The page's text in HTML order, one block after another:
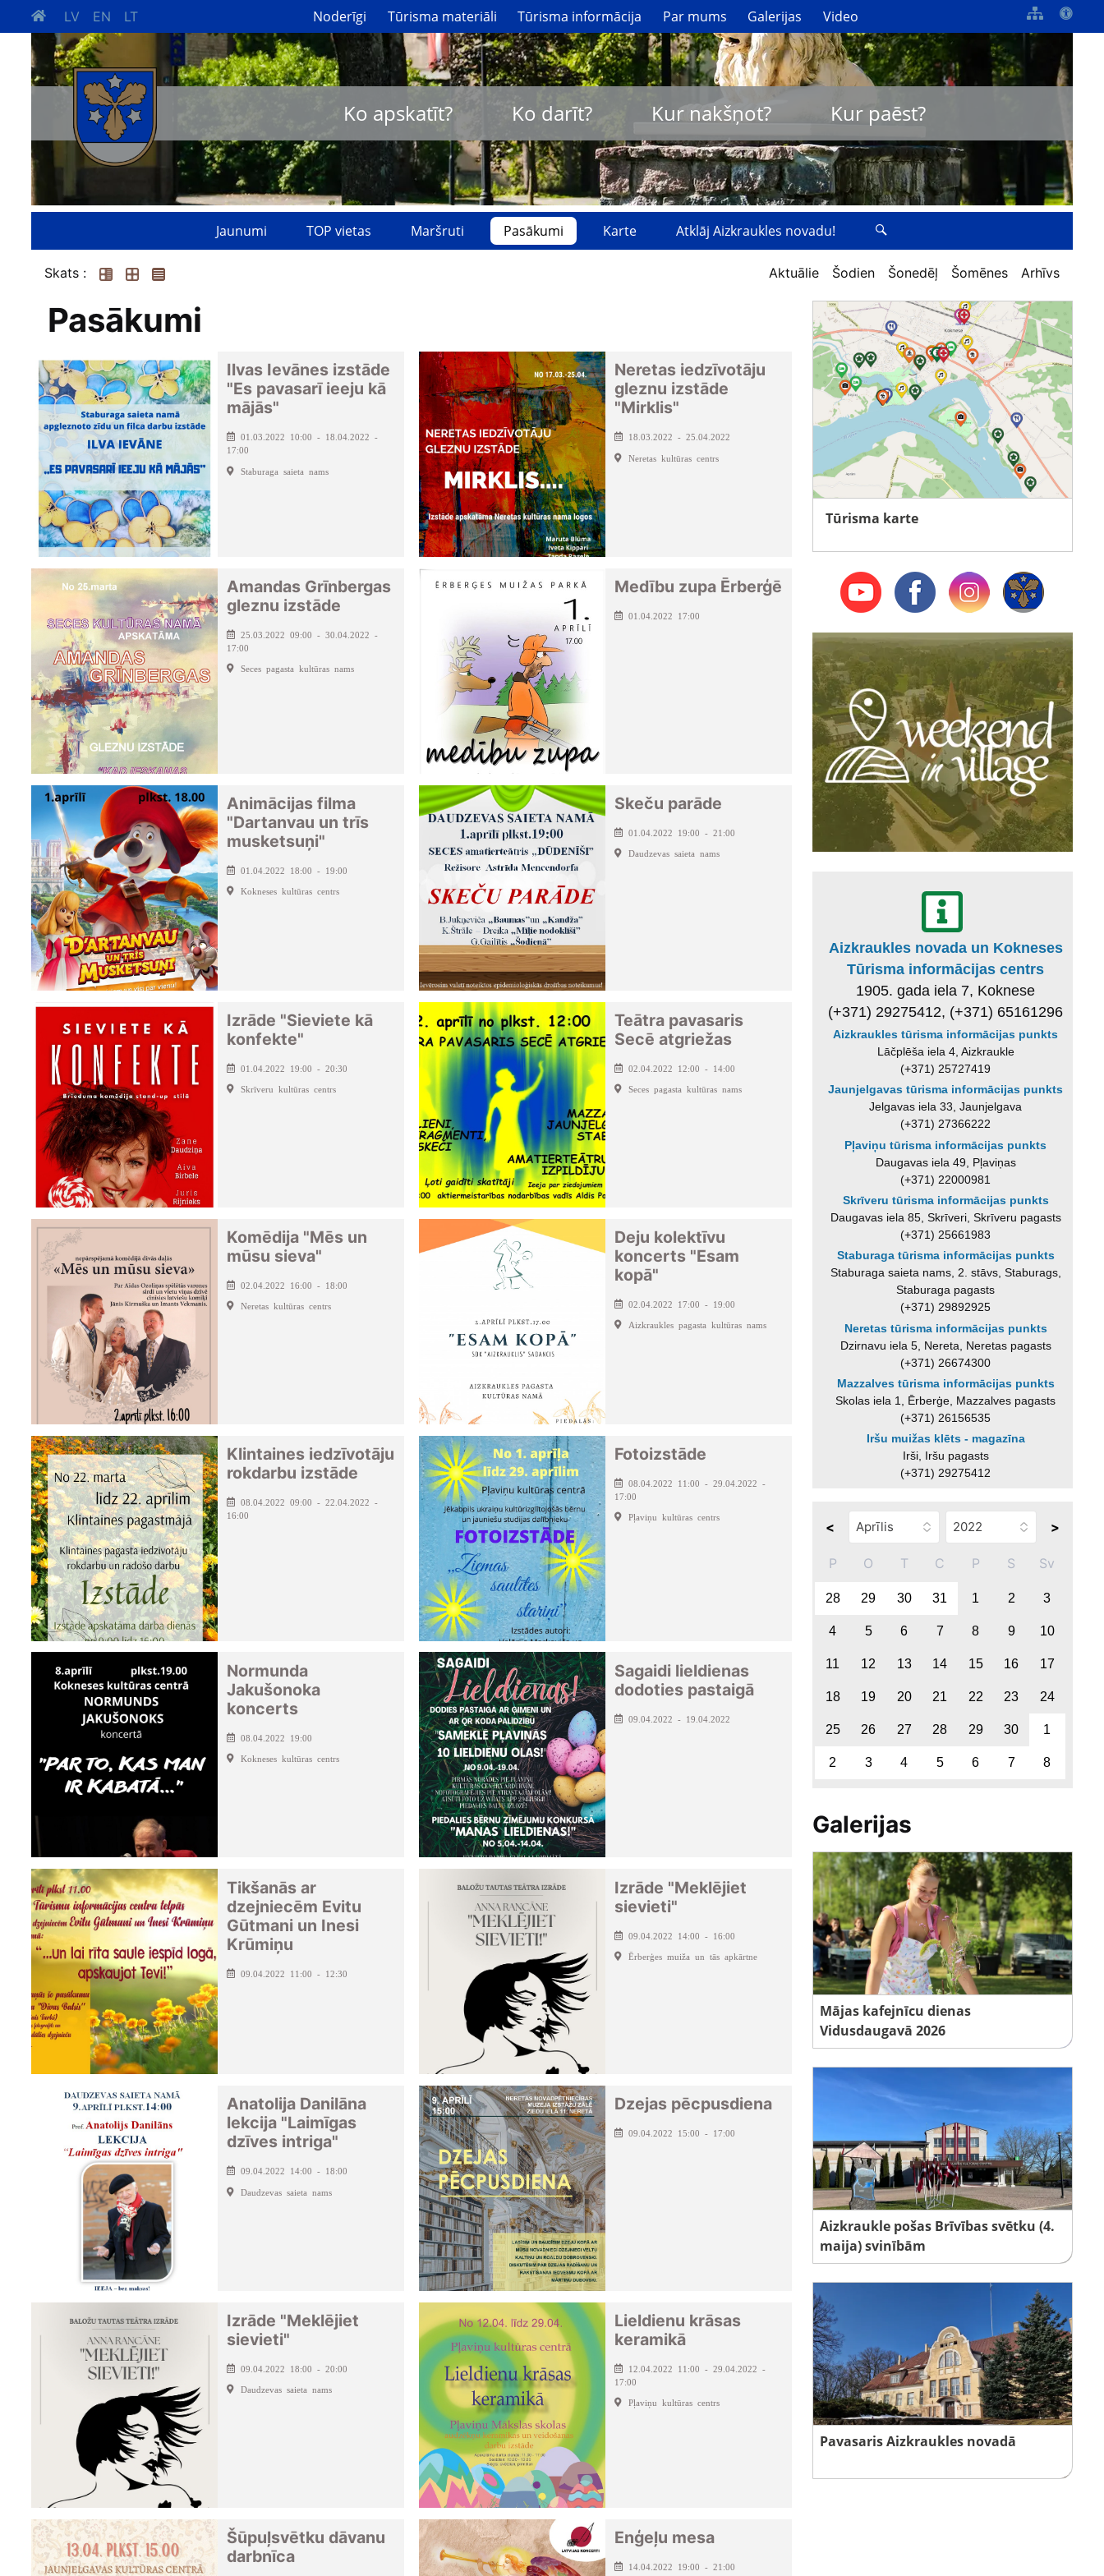
LV EN LT Noderīgi Tūrisma materiāli Tūrisma informācija Par mums Galerijas Video
Ko apskatīt? Ko darīt? Kur nakšņot? Kur paēst?
Jaunumi TOP vietas Maršruti Pasākumi Karte Atklāj Aizkraukles novadu!
Skats : Aktuālie Šodien Šonedēļ Šomēnes Arhīvs
Pasākumi
Ilvas Ievānes izstāde
"Es pavasarī ieeju kā
mājās"
01.03.2022 10:00 - 18.04.2022 -
17:00
Staburaga saieta nams
Neretas iedzīvotāju
gleznu izstāde
"Mirklis"
18.03.2022 - 25.04.2022
Neretas kultūras centrs
Amandas Grīnbergas
gleznu izstāde
25.03.2022 09:00 - 30.04.2022 -
17:00
Seces pagasta kultūras nams
Medību zupa Ērberģē
01.04.2022 17:00
Animācijas filma
"Dartanvau un trīs
musketsuņi"
01.04.2022 18:00 - 19:00
Kokneses kultūras centrs
Skeču parāde
01.04.2022 19:00 - 21:00
Daudzevas saieta nams
Izrāde "Sieviete kā
konfekte"
01.04.2022 19:00 - 20:30
Skrīveru kultūras centrs
Teātra pavasaris
Secē atgriežas
02.04.2022 12:00 - 14:00
Seces pagasta kultūras nams
Komēdija "Mēs un
mūsu sieva"
02.04.2022 16:00 - 18:00
Neretas kultūras centrs
Deju kolektīvu
koncerts "Esam
kopā"
02.04.2022 17:00 - 19:00
Aizkraukles pagasta kultūras nams
Klintaines iedzīvotāju
rokdarbu izstāde
08.04.2022 09:00 - 22.04.2022 -
16:00
Fotoizstāde
08.04.2022 11:00 - 29.04.2022 -
17:00
Pļaviņu kultūras centrs
Normunda
Jakušonoka
koncerts
08.04.2022 19:00
Kokneses kultūras centrs
Sagaidi lieldienas
dodoties pastaigā
09.04.2022 - 19.04.2022
Tikšanās ar
dzejniecēm Evitu
Gūtmani un Inesi
Krūmiņu
09.04.2022 11:00 - 12:30
Izrāde "Meklējiet
sievieti"
09.04.2022 14:00 - 16:00
Ērberģes muiža un tās apkārtne
Anatolija Danilāna
lekcija "Laimīgas
dzīves intriga"
09.04.2022 14:00 - 18:00
Daudzevas saieta nams
Dzejas pēcpusdiena
09.04.2022 15:00 - 17:00
Izrāde "Meklējiet
sievieti"
09.04.2022 18:00 - 20:00
Daudzevas saieta nams
Lieldienu krāsas
keramikā
12.04.2022 11:00 - 29.04.2022 -
17:00
Pļaviņu kultūras centrs
Šūpuļsvētku dāvanu
darbnīca
Enģeļu mesa
14.04.2022 19:00 - 21:00
Tūrisma karte
Aizkraukles novada un Kokneses
Tūrisma informācijas centrs
1905. gada iela 7, Koknese
(+371) 29275412, (+371) 65161296
Aizkraukles tūrisma informācijas punkts
Lāčplēša iela 4, Aizkraukle
(+371) 25727419
Jaunjelgavas tūrisma informācijas punkts
Jelgavas iela 33, Jaunjelgava
(+371) 27366222
Pļaviņu tūrisma informācijas punkts
Daugavas iela 49, Pļaviņas
(+371) 22000981
Skrīveru tūrisma informācijas punkts
Daugavas iela 85, Skrīveri, Skrīveru pagasts
(+371) 25661983
Staburaga tūrisma informācijas punkts
Staburaga saieta nams, 2. stāvs, Staburags,
Staburaga pagasts
(+371) 29892925
Neretas tūrisma informācijas punkts
Dzirnavu iela 5, Nereta, Neretas pagasts
(+371) 26674300
Mazzalves tūrisma informācijas punkts
Skolas iela 1, Ērberģe, Mazzalves pagasts
(+371) 26156535
Iršu muižas klēts - magazīna
Irši, Iršu pagasts
(+371) 29275412
< >
P O T C P S Sv
28 29 30 31 1 2 3
4 5 6 7 8 9 10
11 12 13 14 15 16 17
18 19 20 21 22 23 24
25 26 27 28 29 30 1
2 3 4 5 6 7 8
Galerijas
Mājas kafejnīcu dienas
Vidusdaugavā 2026
Aizkraukle pošas Brīvības svētku (4.
maija) svinībām
Pavasaris Aizkraukles novadā